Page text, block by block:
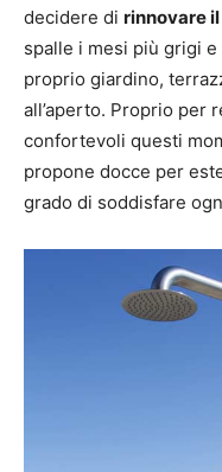
decidere di rinnovare
spalle i mesi più grigi
proprio giardino,
all’aperto. Proprio per
confortevoli questi
propone docce per
grado di soddisfare